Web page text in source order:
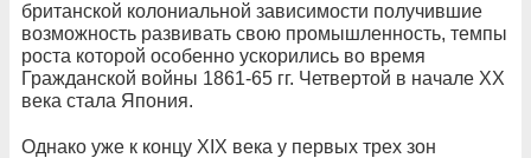
британской колониальной зависимости получившие
возможность развивать свою промышленность, темпы
роста которой особенно ускорились во время
Гражданской войны 1861-65 гг. Четвертой в начале ХХ
века стала Япония.
Однако уже к концу XIX века у первых трех зон